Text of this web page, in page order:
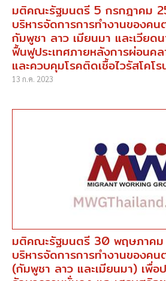
มติคณะรัฐมนตรี 5 กรกฎาคม
บริหารจัดการการทำงานของค
กัมพูชา ลาว เมียนมา และเวียด
ฟื้นฟูประเทศภายหลังการผ่อนค
และควบคุมโรคติดเชื้อไวรัสโคโ
13 ก.ค. 2023
มติคณะรัฐมนตรี 30 พฤษภาคม
บริหารจัดการการทำงานของค
(กัมพูชา ลาว และเมียนมา) เพื่อ